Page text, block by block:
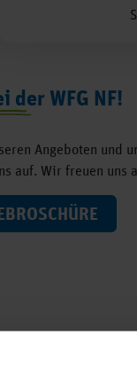
der WFG NF!
Angeboten und
auf. Wir freuen uns